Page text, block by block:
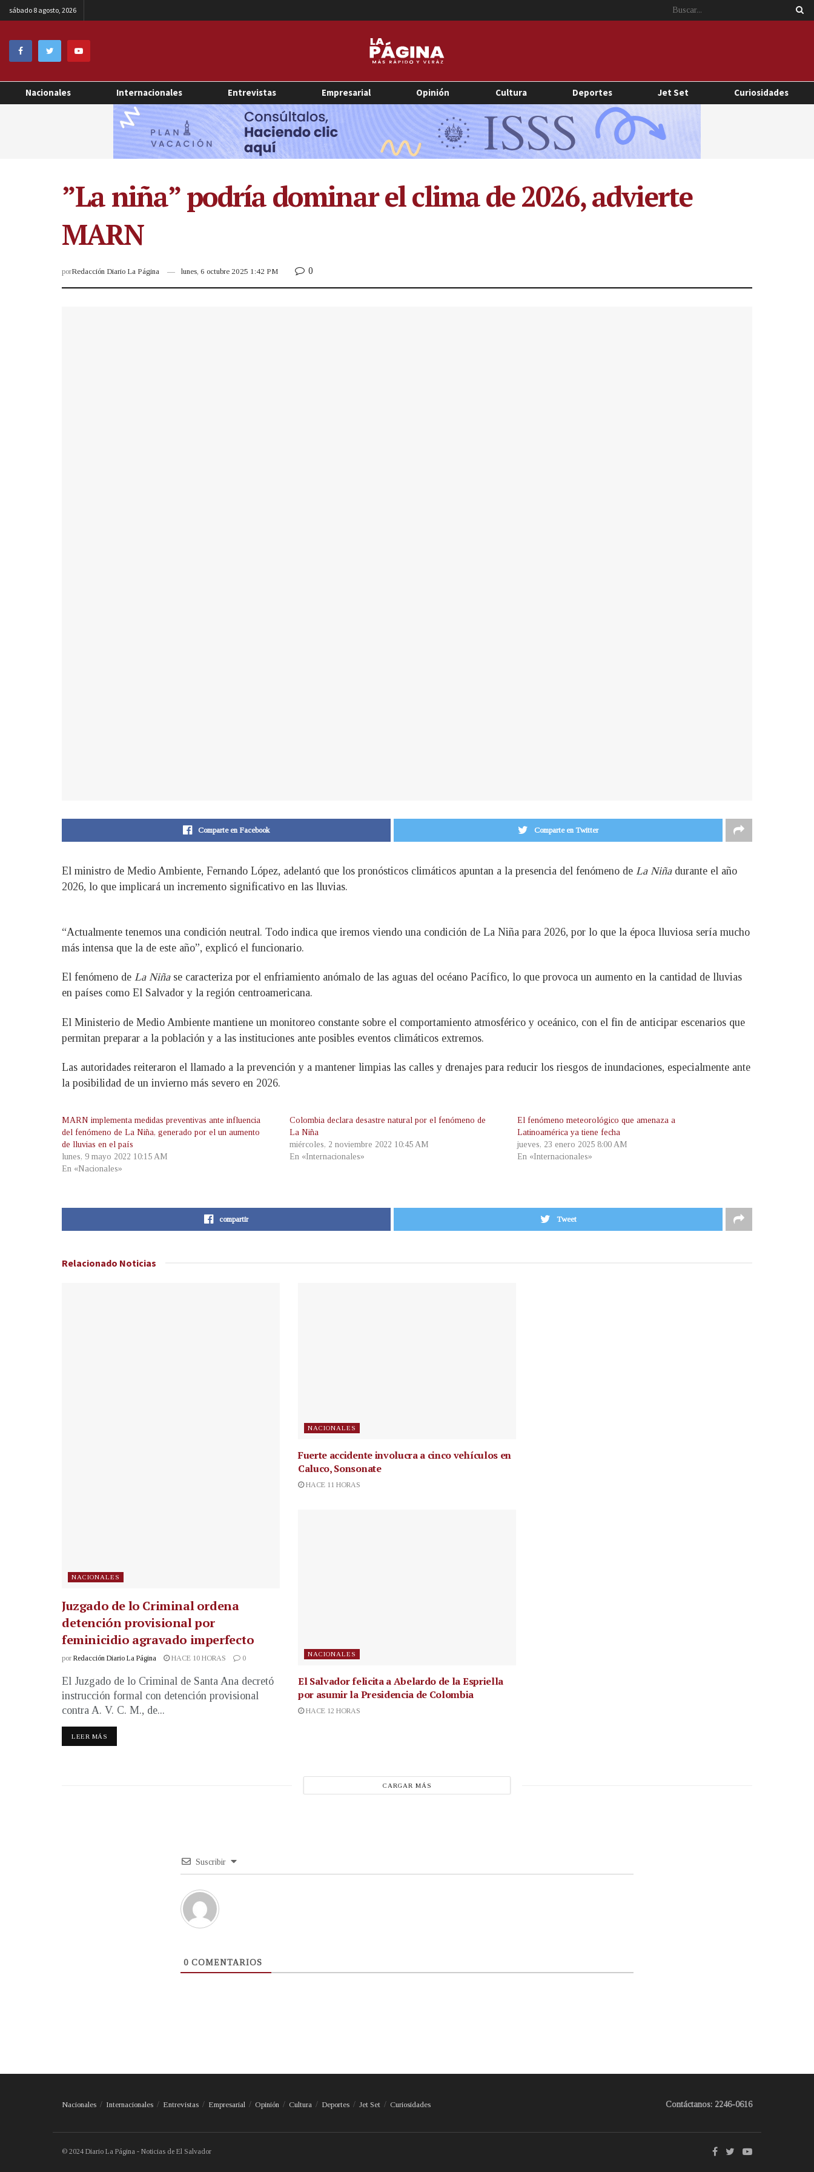
sábado 8 agosto, 2026
Nacionales Internacionales Entrevistas Empresarial Opinión Cultura Deportes Jet Set Curiosidades
”La niña” podría dominar el clima de 2026, advierte
MARN
porRedacción Diario La Página lunes, 6 octubre 2025 1:42 PM 0
Comparte en Facebook Comparte en Twitter
El ministro de Medio Ambiente, Fernando López, adelantó que los pronósticos climáticos apuntan a la presencia del fenómeno de La Niñadurante el año
2026, lo que implicará un incremento significativo en las lluvias.
“Actualmente tenemos una condición neutral. Todo indica que iremos viendo una condición de La Niña para 2026, por lo que la época lluviosa sería mucho
más intensa que la de este año”, explicó el funcionario.
El fenómeno de La Niñase caracteriza por el enfriamiento anómalo de las aguas del océano Pacífico, lo que provoca un aumento en la cantidad de lluvias
en países como El Salvador y la región centroamericana.
El Ministerio de Medio Ambiente mantiene un monitoreo constante sobre el comportamiento atmosférico y oceánico, con el fin de anticipar escenarios que
permitan preparar a la población y a las instituciones ante posibles eventos climáticos extremos.
Las autoridades reiteraron el llamado a la prevención y a mantener limpias las calles y drenajes para reducir los riesgos de inundaciones, especialmente ante
la posibilidad de un invierno más severo en 2026.
MARN implementa medidas preventivas ante influencia
del fenómeno de La Niña, generado por el un aumento
de lluvias en el país
lunes, 9 mayo 2022 10:15 AM
En «Nacionales»
Colombia declara desastre natural por el fenómeno de
La Niña
miércoles, 2 noviembre 2022 10:45 AM
En «Internacionales»
El fenómeno meteorológico que amenaza a
Latinoamérica ya tiene fecha
jueves, 23 enero 2025 8:00 AM
En «Internacionales»
compartir Tweet
Relacionado Noticias
NACIONALES
Juzgado de lo Criminal ordena
detención provisional por
feminicidio agravado imperfecto
por Redacción Diario La Página HACE 10 HORAS 0
El Juzgado de lo Criminal de Santa Ana decretó
instrucción formal con detención provisional
contra A. V. C. M., de...
LEER MÁS
NACIONALES
Fuerte accidente involucra a cinco vehículos en
Caluco, Sonsonate
HACE 11 HORAS
NACIONALES
El Salvador felicita a Abelardo de la Espriella
por asumir la Presidencia de Colombia
HACE 12 HORAS
CARGAR MÁS
Suscribir
0 COMENTARIOS
Nacionales Internacionales Entrevistas Empresarial Opinión Cultura Deportes Jet Set Curiosidades Contáctanos: 2246-0616
© 2024 Diario La Página - Noticias de El Salvador